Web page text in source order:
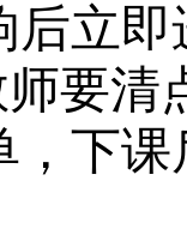
后立
师要清
，下